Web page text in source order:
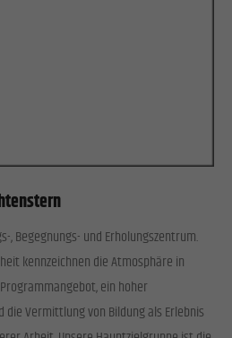
, Begegnungs- und Erholungszentrum.
kennzeichnen die Atmosphäre in
ein hoher
Vermittlung von Bildung als Erlebnis